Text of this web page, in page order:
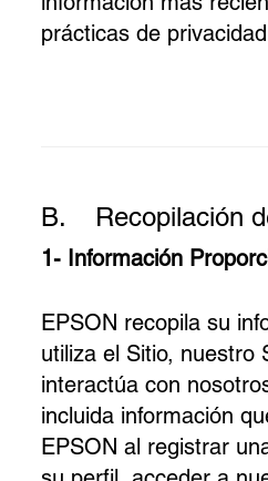
prácticas de
B. Recopilación
1- Información
EPSON recopila su
utiliza el Sitio, nuestro
interactúa con
incluida información
EPSON al registrar